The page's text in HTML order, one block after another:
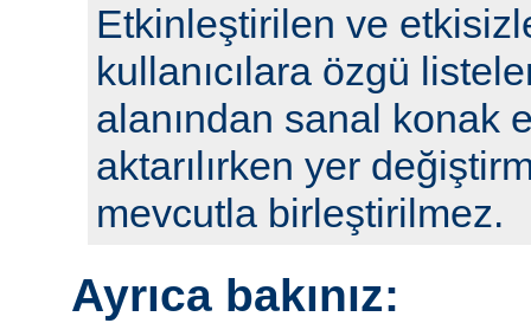
Etkinleştirilen ve
kullanıcılara özgü
alanından sanal konak
aktarılırken yer
mevcutla birleştirilmez.
Ayrıca bakınız: